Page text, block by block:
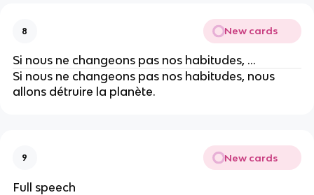
8 New cards
Si nous ne changeons pas nos habitudes, ...
Si nous ne changeons pas nos habitudes, nous
allons détruire la planète.
9 New cards
Full speech